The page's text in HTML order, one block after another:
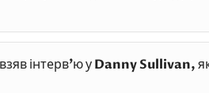
інтерв'ю у Danny Sullivan,